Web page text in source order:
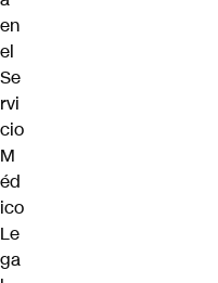
en
el
Se
rvi
cio
M
éd
ico
Le
ga